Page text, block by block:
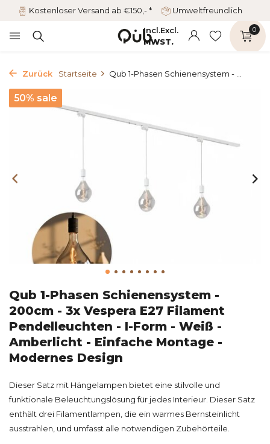
Kostenloser Versand ab €150,- * Umweltfreundlich
Incl.Excl.
MWST.
0
Zurück Startseite Qub 1-Phasen Schienensystem - ...
50% sale
Qub 1-Phasen Schienensystem -
200cm - 3x Vespera E27 Filament
Pendelleuchten - I-Form - Weiß -
Amberlicht - Einfache Montage -
Modernes Design
Dieser Satz mit Hängelampen bietet eine stilvolle und
funktionale Beleuchtungslösung für jedes Interieur. Dieser Satz
enthält drei Filamentlampen, die ein warmes Bernsteinlicht
ausstrahlen, und umfasst alle notwendigen Zubehörteile.